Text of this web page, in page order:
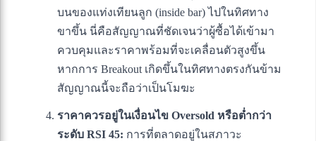
บนของแท่งเทียนลูก (inside bar) ไปในทิศทาง
ขาขึ้น นี่คือสัญญาณที่ชัดเจนว่าผู้ซื้อได้เข้ามา
ควบคุมและราคาพร้อมที่จะเคลื่อนตัวสูงขึ้น
หากการ Breakout เกิดขึ้นในทิศทางตรงกันข้าม
สัญญาณนี้จะถือว่าเป็นโมฆะ
ราคาควรอยู่ในเงื่อนไข Oversold หรือต่ำกว่า
ระดับ RSI 45: การที่ตลาดอยู่ในสภาวะ